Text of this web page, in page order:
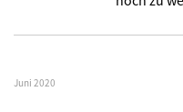
Juni 2020